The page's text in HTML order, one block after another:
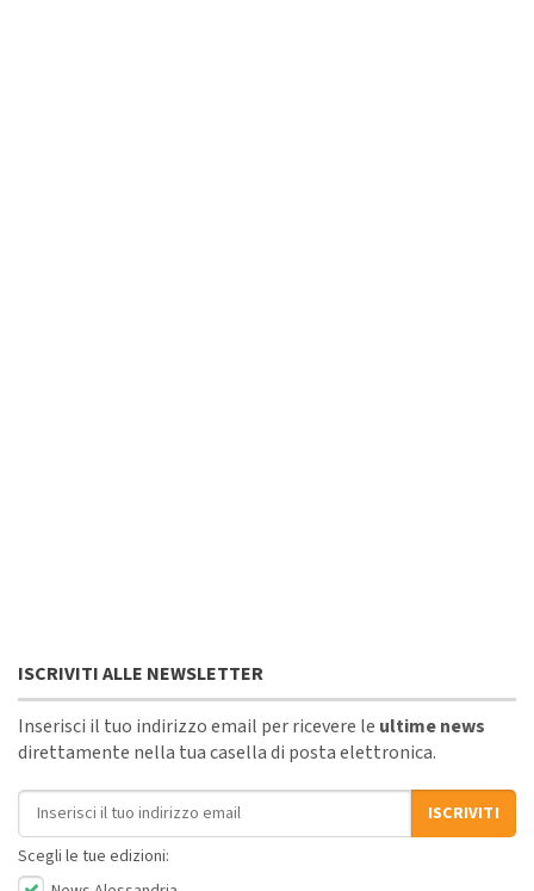
ISCRIVITI ALLE NEWSLETTER
Inserisci il tuo indirizzo email per ricevere le ultime news
direttamente nella tua casella di posta elettronica.
Indirizzo email
ISCRIVITI
Scegli le tue edizioni: